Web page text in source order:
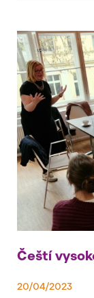
Čeští
20/04/2023